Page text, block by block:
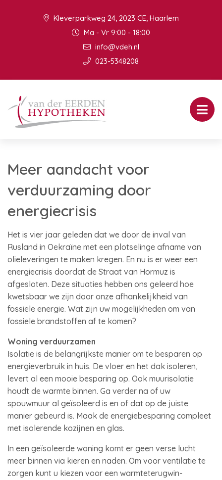
Kleverparkweg 24, 2023 CE, Haarlem
Ma - Vr 9:00 - 18:00
info@vdeh.nl
023-5348208
Meer aandacht voor
verduurzaming door
energiecrisis
Het is vier jaar geleden dat we door de inval van
Rusland in Oekraïne met een plotselinge afname van
olieleveringen te maken kregen. En nu is er weer een
energiecrisis doordat de Straat van Hormuz is
afgesloten. Deze situaties hebben ons geleerd hoe
kwetsbaar we zijn door onze afhankelijkheid van
fossiele energie. Wat zijn uw mogelijkheden om van
fossiele brandstoffen af te komen?
Woning verduurzamen
Isolatie is de belangrijkste manier om te besparen op
energieverbruik in huis. De vloer en het dak isoleren,
levert al een mooie besparing op. Ook muurisolatie
houdt de warmte binnen. Ga verder na of uw
spouwmuur al geïsoleerd is en of dat op de juiste
manier gebeurd is. Maak de energiebesparing compleet
met isolerende kozijnen en glas.
In een geïsoleerde woning komt er geen verse lucht
meer binnen via kieren en naden. Om voor ventilatie te
zorgen kunt u kiezen voor een warmteterugwin-